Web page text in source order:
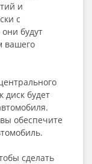
и
с
будут
вашего
диск будет
обеспечите
сделать